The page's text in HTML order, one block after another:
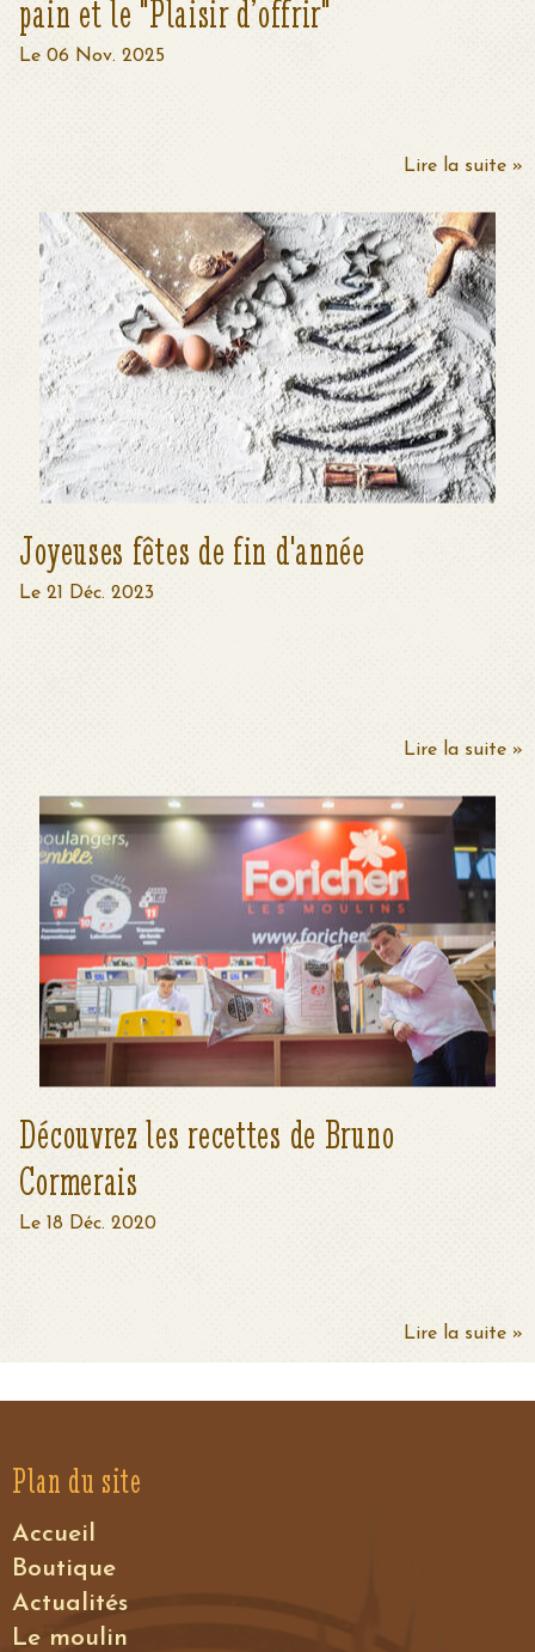
pain et le "Plaisir d’offrir"
Le 06 Nov. 2025
Lire la suite »
Joyeuses fêtes de fin d'année
Le 21 Déc. 2023
Lire la suite »
Découvrez les recettes de Bruno
Cormerais
Le 18 Déc. 2020
Lire la suite »
Plan du site
Accueil
Boutique
Actualités
Le moulin